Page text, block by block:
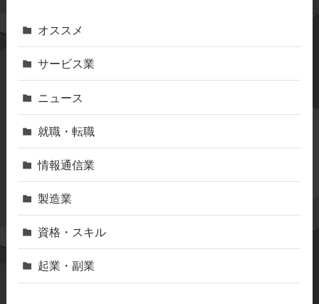
オススメ
サービス業
ニュース
就職・転職
情報通信業
製造業
資格・スキル
起業・副業